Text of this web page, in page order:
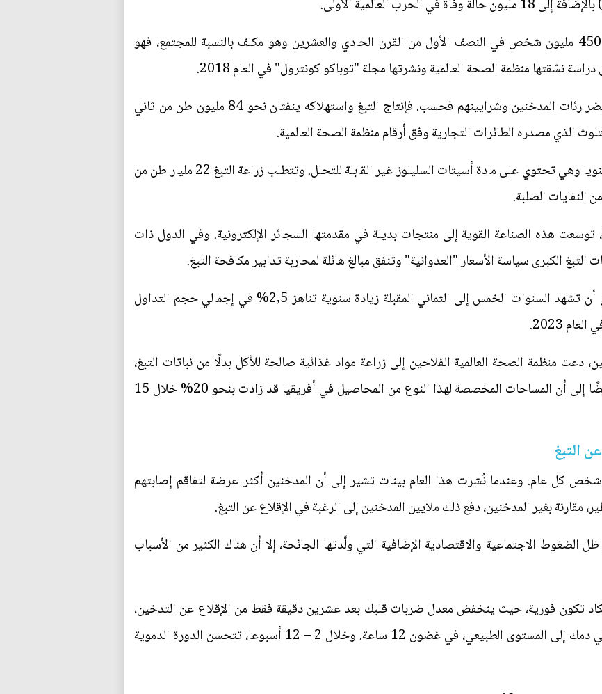
يمكن أن يتسبب التدخين الجماعي بوفاة 450 مليون شخص في النصف الأول من القرن الحادي والعشرين وهو مكلف بالنسبة للمجتمع، فهو
للتدخين تأثير على الكوكب أيضا، فهو لا يضر رئات المدخنين وشرايينهم فحسب. فإنتاج التبغ واستهلاكه ينفثان نحو 84 مليون طن من ثاني
الذي مصدره الطائرات التجارية وفق أرقام منظمة الصحة العالمية.
يُرمى نحو مليون طن من أعقاب السجائر سنويا وهي تحتوي على مادة أسيتات السليلوز غير القابلة للتحلل. وتتطلب زراعة التبغ 22 مليار طن من
هذه الصناعة القوية إلى منتجات بديلة في مقدمتها السجائر الإلكترونية. وفي الدول ذات
الكبرى سياسة الأسعار "العدوانية" وتنفق مبالغ هائلة لمحاربة تدابير مكافحة التبغ.
ويتوقع مكتبا تحليلات اقتصادية أمريكيان أن تشهد السنوات الخمس إلى الثماني المقبلة زيادة سنوية تناهز 2,5% في إجمالي حجم التداول
دعت منظمة الصحة العالمية الفلاحين إلى زراعة مواد غذائية صالحة للأكل بدلًا من نباتات التبغ،
بهدف تعزيز الأمن الغذائي. لكنها أشارت أيضًا إلى أن المساحات المخصصة لهذا النوع من المحاصيل في أفريقيا قد زادت بنحو 20% خلال 15
كل عام. وعندما نُشرت هذا العام بينات تشير إلى أن المدخنين أكثر عرضة لتفاقم إصابتهم
الاجتماعية والاقتصادية الإضافية التي ولَّدتها الجائحة، إلا أن هناك الكثير من الأسباب
تكاد تكون فورية، حيث ينخفض معدل ضربات قلبك بعد عشرين دقيقة فقط من الإقلاع عن التدخين،
كما ينخفض مستوى أول أكسيد الكربون في دمك إلى المستوى الطبيعي، في غضون 12 ساعة. وخلال 2 – 12 أسبوعا، تتحسن الدورة الدموية